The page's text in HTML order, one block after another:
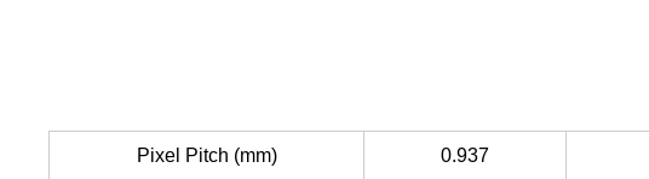
Pixel Pitch (mm) 0.937